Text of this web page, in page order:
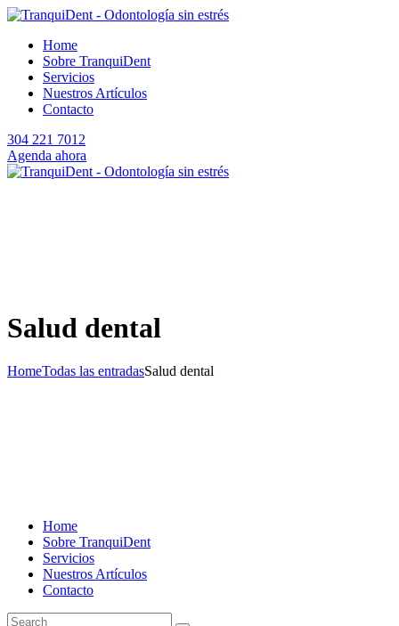
Home
Sobre TranquiDent
Servicios
Nuestros Artículos
Contacto
304 221 7012
Agenda ahora
Salud dental
HomeTodas las entradasSalud dental
Home
Sobre TranquiDent
Servicios
Nuestros Artículos
Contacto